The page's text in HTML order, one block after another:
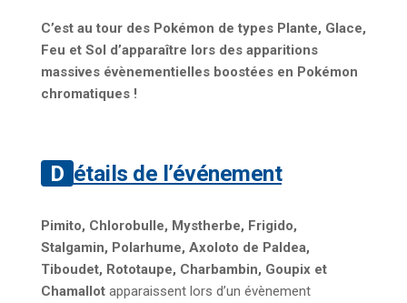
C’est au tour des Pokémon de types Plante, Glace,
Feu et Sol d’apparaître lors des apparitions
massives évènementielles boostées en Pokémon
chromatiques !
Détails de l’événement
Pimito, Chlorobulle, Mystherbe, Frigido,
Stalgamin, Polarhume, Axoloto de Paldea,
Tiboudet, Rototaupe, Charbambin, Goupix et
Chamallot apparaissent lors d’un évènement